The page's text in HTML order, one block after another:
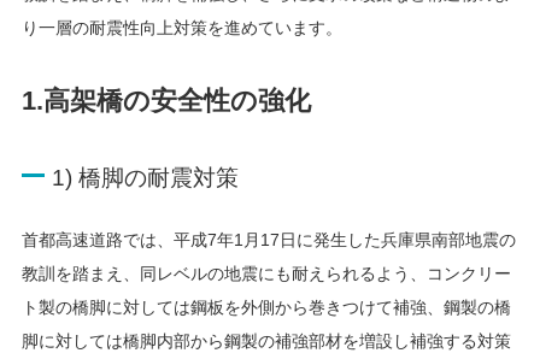
り一層の耐震性向上対策を進めています。
1.高架橋の安全性の強化
1) 橋脚の耐震対策
首都高速道路では、平成7年1月17日に発生した兵庫県南部地震の
教訓を踏まえ、同レベルの地震にも耐えられるよう、コンクリー
ト製の橋脚に対しては鋼板を外側から巻きつけて補強、鋼製の橋
脚に対しては橋脚内部から鋼製の補強部材を増設し補強する対策